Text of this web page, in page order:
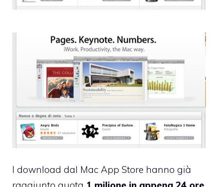
I download dal Mac App Store hanno già